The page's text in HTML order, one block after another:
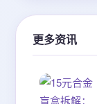
更多资讯